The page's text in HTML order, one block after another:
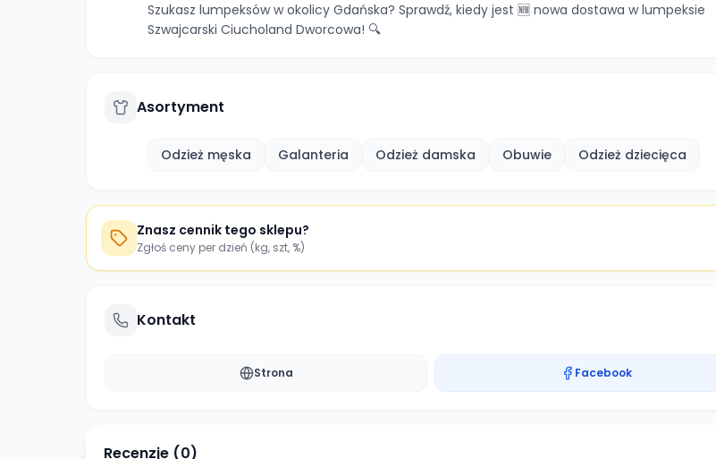
Szukasz lumpeksów w okolicy Gdańska? Sprawdź, kiedy jest 🆕 nowa dostawa w lumpeksie
Szwajcarski Ciucholand Dworcowa! 🔍
Asortyment
Odzież męska Galanteria Odzież damska Obuwie Odzież dziecięca
Znasz cennik tego sklepu?
Zgłoś ceny per dzień (kg, szt, %)
Kontakt
Strona Facebook
Recenzje (0)